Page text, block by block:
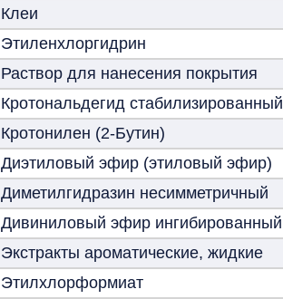
Клеи
Этиленхлоргидрин
Раствор для нанесения покрытия
Кротональдегид стабилизированный
Кротонилен (2-Бутин)
Диэтиловый эфир (этиловый эфир)
Диметилгидразин несимметричный
Дивиниловый эфир ингибированный
Экстракты ароматические, жидкие
Этилхлорформиат